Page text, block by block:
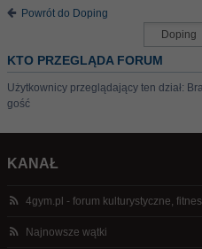
Powrót do Doping
KTO PRZEGLĄDA FORUM
Użytkownicy przeglądający ten dział:
gość
KANAŁ
4gym.pl - forum kulturystyczne,
Najnowsze wątki